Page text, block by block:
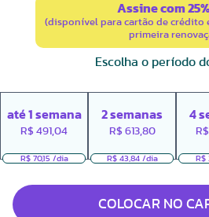
Assine com
(disponível para cartão de crédito
primeira
Escolha o período
até1 semana
R$ 491,04
R$ 70,15 /dia
2semanas
R$ 613,80
R$ 43,84 /dia
4
R$
R$
COLOCAR NO